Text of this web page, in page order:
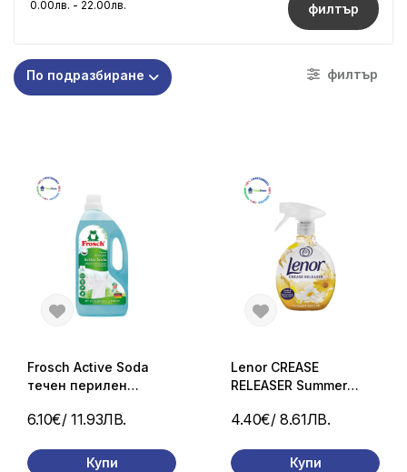
филтър
По подразбиране филтър
6.10€/ 11.93ЛВ.
Frosch Active Soda
течен перилен
пране със сода
Купи
4.40€/ 8.61ЛВ.
Lenor CREASE
RELEASER Summer
изглаждащ спрей 500
Купи